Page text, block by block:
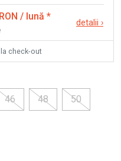
/ lună *
detalii ›
check-out
46 48 50